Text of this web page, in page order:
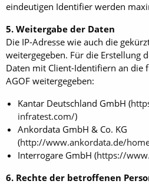
eindeutigen Identifier werden
5. Weitergabe der Daten
Die IP-Adresse wie auch die
weitergegeben. Für die Erstellung
Daten mit Client-Identifiern an die
AGOF weitergegeben:
Kantar Deutschland GmbH (
infratest.com/)
Ankordata GmbH & Co. KG
(http://www.ankordata.de/
Interrogare GmbH (https://
6. Rechte der betroffenen